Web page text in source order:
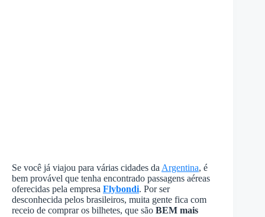
Se você já viajou para várias cidades da Argentina, é
bem provável que tenha encontrado passagens aéreas
oferecidas pela empresa Flybondi. Por ser
desconhecida pelos brasileiros, muita gente fica com
receio de comprar os bilhetes, que são BEM mais